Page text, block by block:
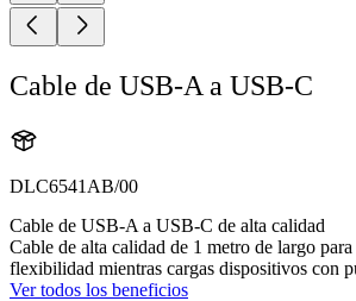
Cable de USB-A a USB-C
DLC6541AB/00
Cable de USB-A a USB-C de alta calidad
Cable de alta calidad de 1 metro de largo
flexibilidad mientras cargas dispositivos con
Ver todos los beneficios